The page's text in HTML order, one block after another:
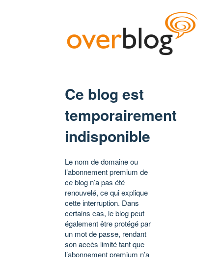
Ce blog est
temporairement
indisponible
Le nom de domaine ou
l’abonnement premium de
ce blog n’a pas été
renouvelé, ce qui explique
cette interruption. Dans
certains cas, le blog peut
également être protégé par
un mot de passe, rendant
son accès limité tant que
l’abonnement premium n’a